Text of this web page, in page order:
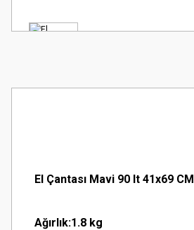
El Çantası Mavi 90 lt 41x69 CM
Ağırlık:1.8 kg